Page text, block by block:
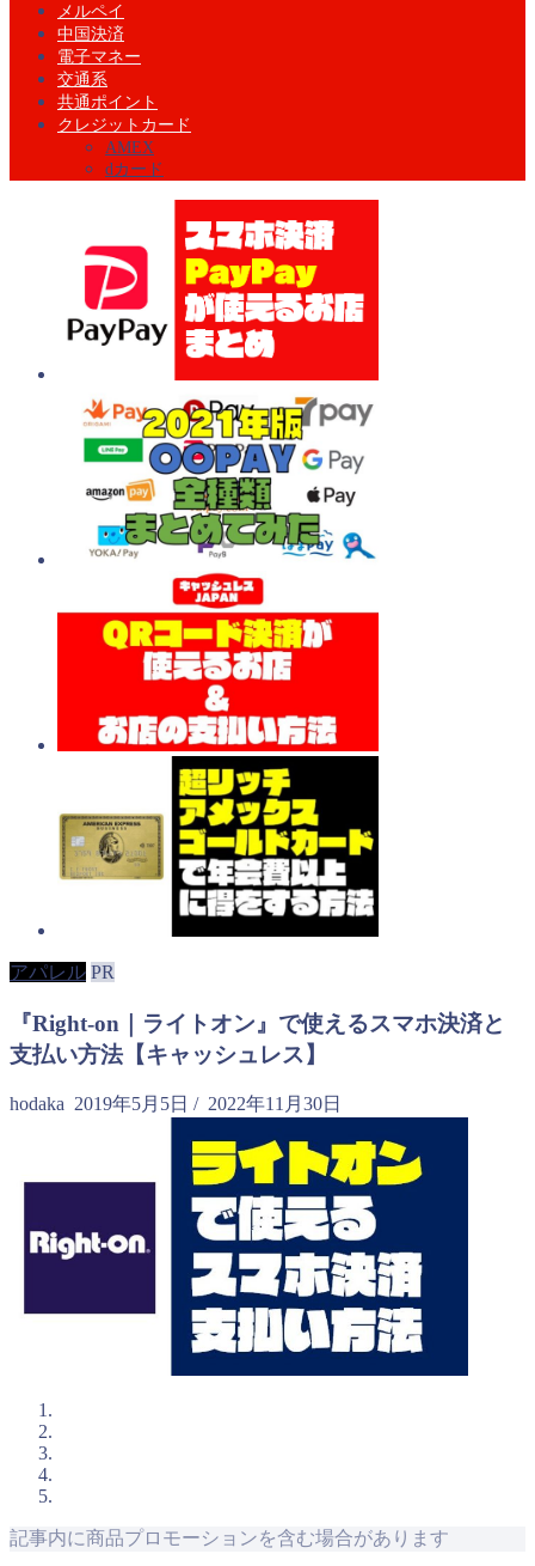
メルペイ
中国決済
電子マネー
交通系
共通ポイント
クレジットカード
AMEX
dカード
アパレル PR
『Right-on｜ライトオン』で使えるスマホ決済と
支払い方法【キャッシュレス】
hodaka 2019年5月5日 / 2022年11月30日
記事内に商品プロモーションを含む場合があります